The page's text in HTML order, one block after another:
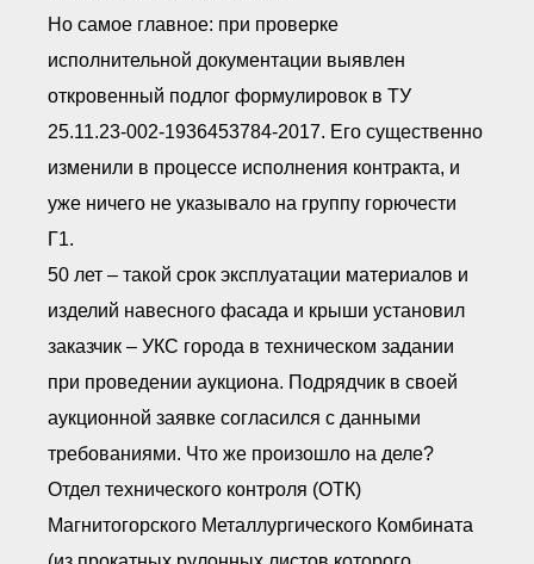
Но самое главное: при проверке
исполнительной документации выявлен
откровенный подлог формулировок в ТУ
25.11.23-002-1936453784-2017. Его существенно
изменили в процессе исполнения контракта, и
уже ничего не указывало на группу горючести
Г1.
50 лет – такой срок эксплуатации материалов и
изделий навесного фасада и крыши установил
заказчик – УКС города в техническом задании
при проведении аукциона. Подрядчик в своей
аукционной заявке согласился с данными
требованиями. Что же произошло на деле?
Отдел технического контроля (ОТК)
Магнитогорского Металлургического Комбината